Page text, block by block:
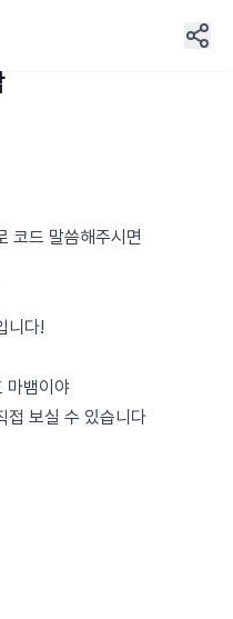
코드 말씀해주시면
니다!
마뱀이야
접 보실 수 있습니다